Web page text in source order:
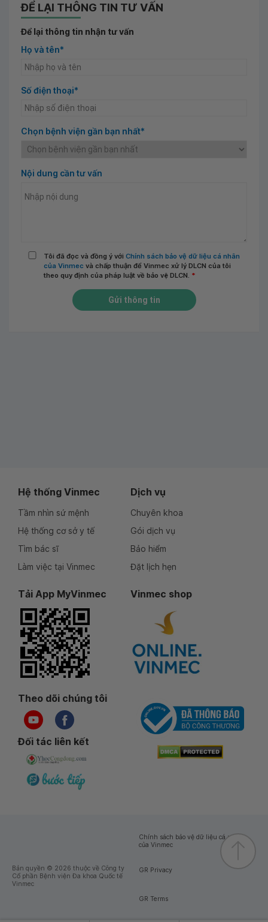
ĐỂ LẠI THÔNG TIN TƯ VẤN
Để lại thông tin nhận tư vấn
Họ và tên*
Số điện thoại*
Chọn bệnh viện gần bạn nhất*
Nội dung cần tư vấn
Tôi đã đọc và đồng ý với Chính sách bảo vệ dữ liệu cá nhân
của Vinmec và chấp thuận để Vinmec xử lý DLCN của tôi
theo quy định của pháp luật về bảo vệ DLCN. *
Gửi thông tin
Hệ thống Vinmec
Tầm nhìn sứ mệnh
Hệ thống cơ sở y tế
Tìm bác sĩ
Làm việc tại Vinmec
Dịch vụ
Chuyên khoa
Gói dịch vụ
Bảo hiểm
Đặt lịch hẹn
Tải App MyVinmec Vinmec shop
Theo dõi chúng tôi
Đối tác liên kết
Bản quyền © 2026 thuộc về Công ty
Cổ phần Bệnh viện Đa khoa Quốc tế
Vinmec
Chính sách bảo vệ dữ liệu cá nhân
của Vinmec
GR Privacy
GR Terms